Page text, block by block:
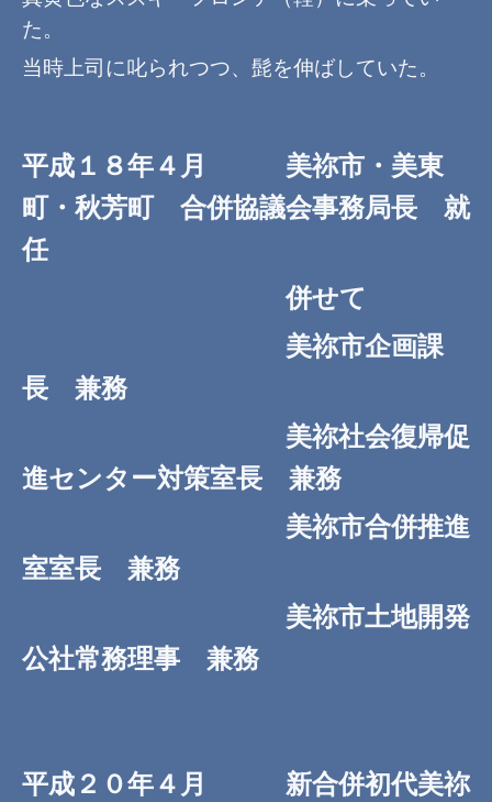
た。
当時上司に叱られつつ、髭を伸ばしていた。
平成１８年４月 美祢市・美東
町・秋芳町 合併協議会事務局長 就
任
併せて
美祢市企画課
長 兼務
美祢社会復帰促
進センター対策室長 兼務
美祢市合併推進
室室長 兼務
美祢市土地開発
公社常務理事 兼務
平成２０年４月 新合併初代美祢